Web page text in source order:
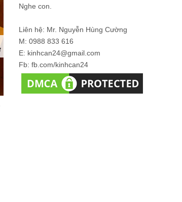
Nghe con.
Liên hệ: Mr. Nguyễn Hùng Cường
M: 0988 833 616
E: kinhcan24@gmail.com
Fb: fb.com/kinhcan24